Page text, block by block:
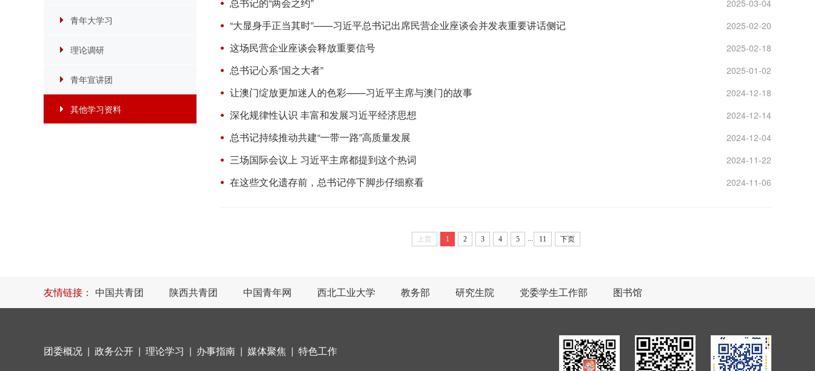
青年大学习
理论调研
青年宣讲团
其他学习资料
2025-03-04
“大显身手正当其时”——习近平总书记出席民营企业座谈会并发表重要讲话侧记 2025-02-20
这场民营企业座谈会释放重要信号 2025-02-18
总书记心系“国之大者” 2025-01-02
让澳门绽放更加迷人的色彩——习近平主席与澳门的故事 2024-12-18
深化规律性认识 丰富和发展习近平经济思想 2024-12-14
总书记持续推动共建“一带一路”高质量发展 2024-12-04
三场国际会议上 习近平主席都提到这个热词 2024-11-22
在这些文化遗存前，总书记停下脚步仔细察看 2024-11-06
上页 1 2 3 4 5 11 下页
友情链接： 中国共青团 陕西共青团 中国青年网 西北工业大学 教务部 研究生院 党委学生工作部 图书馆
团委概况 | 政务公开 | 理论学习 | 办事指南 | 媒体聚焦 | 特色工作